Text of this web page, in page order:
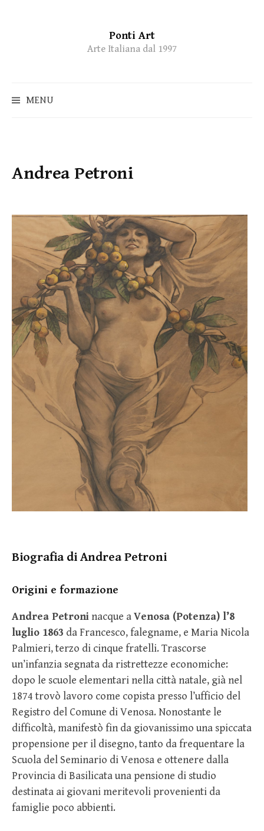
Ponti Art
Arte Italiana dal 1997
MENU
Andrea Petroni
Biografia di Andrea Petroni
Origini e formazione
Andrea Petroni nacque aVenosa (Potenza) l’8
luglio 1863 da Francesco, falegname, e Maria Nicola
Palmieri, terzo di cinque fratelli. Trascorse
un’infanzia segnata da ristrettezze economiche:
dopo le scuole elementari nella città natale, già nel
1874 trovò lavoro come copista presso l’ufficio del
Registro del Comune di Venosa. Nonostante le
difficoltà, manifestò fin da giovanissimo una spiccata
propensione per il disegno, tanto da frequentare la
Scuola del Seminario di Venosa e ottenere dalla
Provincia di Basilicata una pensione di studio
destinata ai giovani meritevoli provenienti da
famiglie poco abbienti.